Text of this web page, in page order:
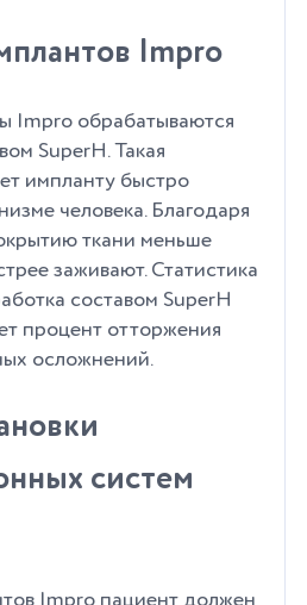
Impro
Impro обрабатываются
SuperH. Такая
импланту быстро
человека. Благодаря
ткани меньше
заживают. Статистика
составом SuperH
процент отторжения
осложнений.
систем
Impro пациент должен